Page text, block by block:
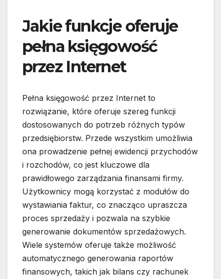
Jakie funkcje oferuje
pełna księgowość
przez Internet
Pełna księgowość przez Internet to
rozwiązanie, które oferuje szereg funkcji
dostosowanych do potrzeb różnych typów
przedsiębiorstw. Przede wszystkim umożliwia
ona prowadzenie pełnej ewidencji przychodów
i rozchodów, co jest kluczowe dla
prawidłowego zarządzania finansami firmy.
Użytkownicy mogą korzystać z modułów do
wystawiania faktur, co znacząco upraszcza
proces sprzedaży i pozwala na szybkie
generowanie dokumentów sprzedażowych.
Wiele systemów oferuje także możliwość
automatycznego generowania raportów
finansowych, takich jak bilans czy rachunek